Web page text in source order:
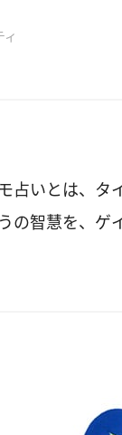
ィ
占いとは、タ
の智慧を、ゲ